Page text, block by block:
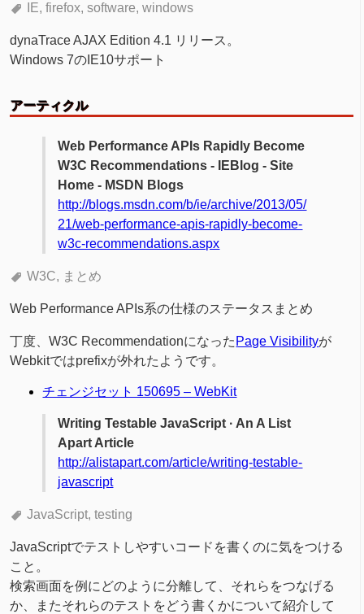
IE firefox software windows
dynaTrace AJAX Edition 4.1 リリース。
Windows 7のIE10サポート
アーティクル
Web Performance APIs Rapidly Become
W3C Recommendations - IEBlog - Site
Home - MSDN Blogs
http://blogs.msdn.com/b/ie/archive/2013/05/
21/web-performance-apis-rapidly-become-
w3c-recommendations.aspx
W3C まとめ
Web Performance APIs系の仕様のステータスまとめ
丁度、W3C Recommendationになった Page Visibilityが
Webkitではprefixが外れたようです。
チェンジセット 150695 – WebKit
Writing Testable JavaScript · An A List
Apart Article
http://alistapart.com/article/writing-testable-
javascript
JavaScript testing
JavaScriptでテストしやすいコードを書くのに気をつける
こと。
検索画面を例にどのように分離して、それらをつなげる
か、またそれらのテストをどう書くかについて紹介して